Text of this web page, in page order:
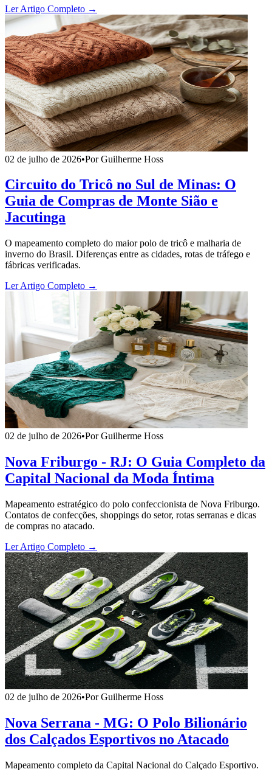
Ler Artigo Completo →
02 de julho de 2026•Por Guilherme Hoss
Circuito do Tricô no Sul de Minas: O
Guia de Compras de Monte Sião e
Jacutinga
O mapeamento completo do maior polo de tricô e malharia de
inverno do Brasil. Diferenças entre as cidades, rotas de tráfego e
fábricas verificadas.
Ler Artigo Completo →
02 de julho de 2026•Por Guilherme Hoss
Nova Friburgo - RJ: O Guia Completo da
Capital Nacional da Moda Íntima
Mapeamento estratégico do polo confeccionista de Nova Friburgo.
Contatos de confecções, shoppings do setor, rotas serranas e dicas
de compras no atacado.
Ler Artigo Completo →
02 de julho de 2026•Por Guilherme Hoss
Nova Serrana - MG: O Polo Bilionário
dos Calçados Esportivos no Atacado
Mapeamento completo da Capital Nacional do Calçado Esportivo.